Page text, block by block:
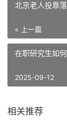
北京老人投靠
« 上一篇
在职研究生如
2025-09-12
相关推荐